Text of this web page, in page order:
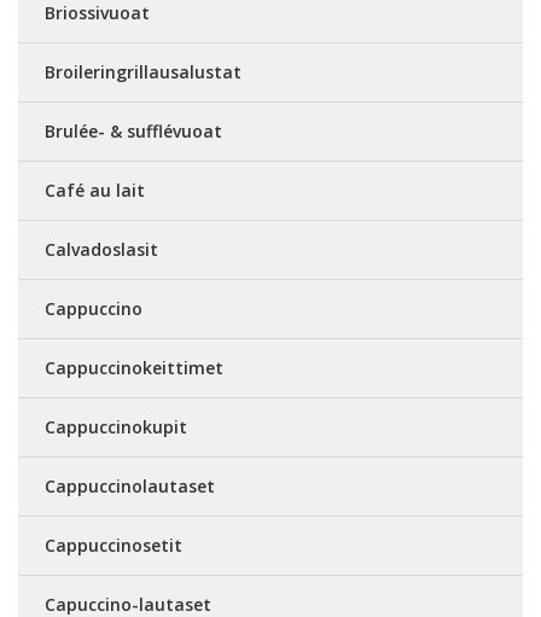
Briossivuoat
Broileringrillausalustat
Brulée- & sufflévuoat
Café au lait
Calvadoslasit
Cappuccino
Cappuccinokeittimet
Cappuccinokupit
Cappuccinolautaset
Cappuccinosetit
Capuccino-lautaset